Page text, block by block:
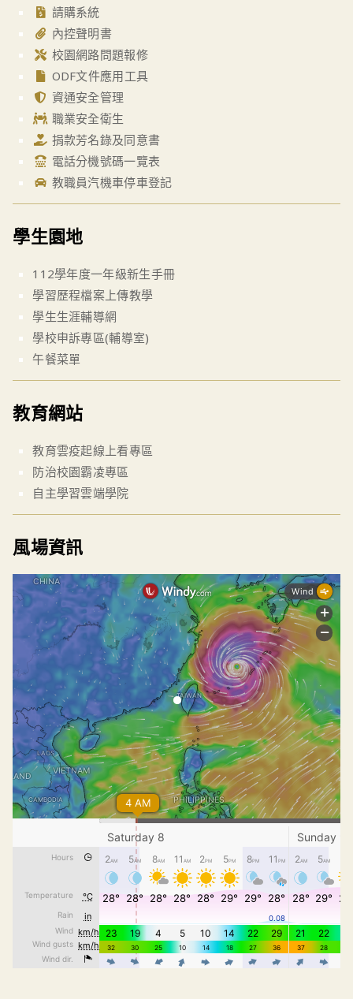
請購系統
內控聲明書
校園網路問題報修
ODF文件應用工具
資通安全管理
職業安全衛生
捐款芳名錄及同意書
電話分機號碼一覽表
教職員汽機車停車登記
學生園地
112學年度一年級新生手冊
學習歷程檔案上傳教學
學生生涯輔導網
學校申訴專區(輔導室)
午餐菜單
教育網站
教育雲疫起線上看專區
防治校園霸凌專區
自主學習雲端學院
風場資訊